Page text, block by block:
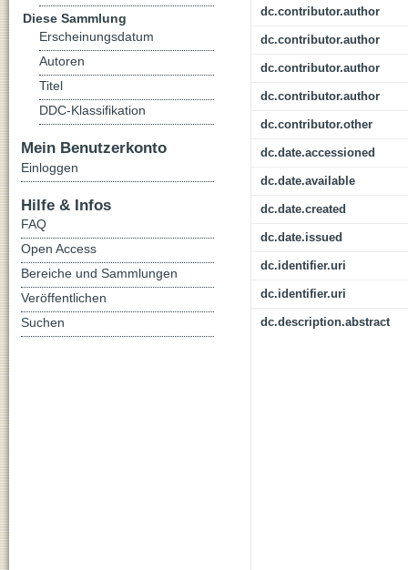
dc.contributor.author
dc.contributor.author
dc.contributor.author
dc.contributor.author
dc.contributor.other
dc.date.accessioned
dc.date.available
dc.date.created
dc.date.issued
dc.identifier.uri
dc.identifier.uri
dc.description.abstract
Diese Sammlung
Erscheinungsdatum
Autoren
Titel
DDC-Klassifikation
Mein Benutzerkonto
Einloggen
Hilfe & Infos
FAQ
Open Access
Bereiche und Sammlungen
Veröffentlichen
Suchen